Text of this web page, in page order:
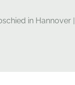
in Hannover|